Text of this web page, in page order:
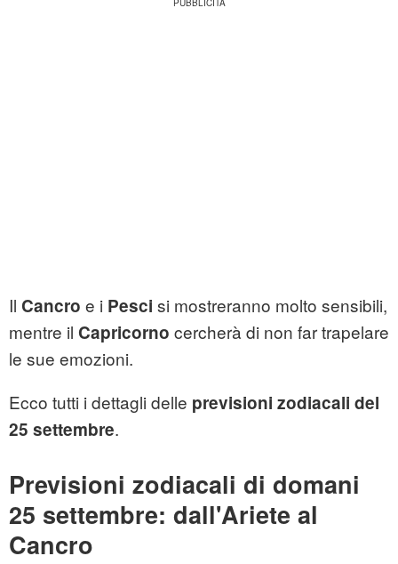
Il Cancro e i Pesci si mostreranno molto sensibili,
mentre il Capricorno cercherà di non far trapelare
le sue emozioni.
Ecco tutti i dettagli delle previsioni zodiacali del
25 settembre.
Previsioni zodiacali di domani
25 settembre: dall'Ariete al
Cancro